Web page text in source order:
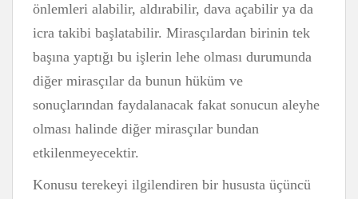
önlemleri alabilir, aldırabilir, dava açabilir ya da
icra takibi başlatabilir. Mirasçılardan birinin tek
başına yaptığı bu işlerin lehe olması durumunda
diğer mirasçılar da bunun hüküm ve
sonuçlarından faydalanacak fakat sonucun aleyhe
olması halinde diğer mirasçılar bundan
etkilenmeyecektir.
Konusu terekeyi ilgilendiren bir hususta üçüncü